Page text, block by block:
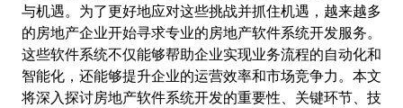
与机遇。为了更好地应对这些挑战并抓住机遇，越来越多
的房地产企业开始寻求专业的房地产软件系统开发服务。
这些软件系统不仅能够帮助企业实现业务流程的自动化和
智能化，还能够提升企业的运营效率和市场竞争力。本文
将深入探讨房地产软件系统开发的重要性、关键环节、技